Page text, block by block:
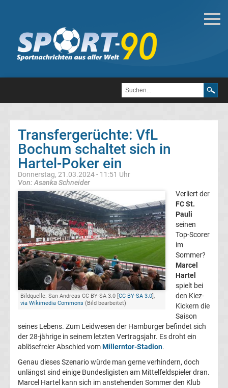
Deutsche
Transfergerüchte
FC
Heidenheim
1846
Transfergerüchte
1.
FC
Kaiserslautern
Transfergerüchte
FC
Köln
Transfergerüchte: VfL
Bochum schaltet sich in
Hartel-Poker ein
Donnerstag, 21.03.2024 - 11:51 Uhr
Von: Asanka Schneider
Bildquelle: San Andreas CC BY-SA 3.0 [CC BY-SA 3.0],
via Wikimedia Commons (Bild bearbeitet)
Verliert der
FC St.
Pauli
seinen
Top-Scorer
im
Sommer?
Marcel
Hartel
spielt bei
den Kiez-
Kickern die
Saison
seines Lebens. Zum Leidwesen der Hamburger befindet sich
der 28-jährige in seinem letzten Vertragsjahr. Es droht ein
ablösefreier Abschied vomMillerntor-Stadion.
Genau dieses Szenario würde man gerne verhindern, doch
unlängst sind einige Bundesligisten am Mittelfeldspieler dran.
Marcel Hartel kann sich im anstehenden Sommer den Klub